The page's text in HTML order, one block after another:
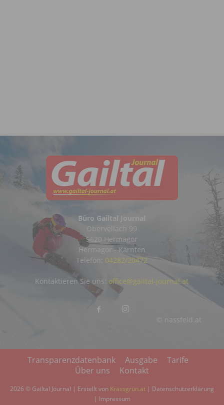
Büro Gailtal Journal
Obervellach 99
9620 Hermagor
Hermagor - Kärnten
Telefon: 04282/20472
© nassfeld.at
Kontaktieren Sie uns: office@gailtal-journal.at
Transparenzdatenbank Ausgabe
Tarife
Über uns
Kontakt
2026 © Gailtal Journal | Erstellt von Krassgrün.at | Datenschutzerklärung
| Impressum